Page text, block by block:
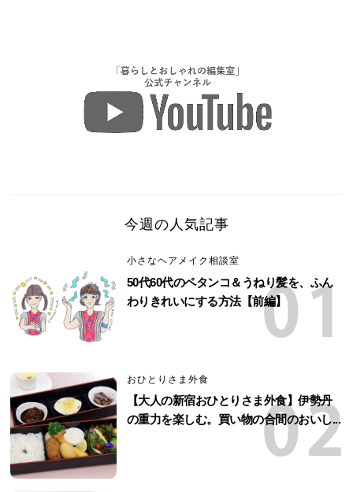
今週の人気記事
小さなヘアメイク相談室
50代60代のペタンコ＆うねり髪を、ふん
わりきれいにする方法【前編】
おひとりさま外食
【大人の新宿おひとりさま外食】伊勢丹
の重力を楽しむ。買い物の合間のおいし...